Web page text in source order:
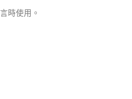
時使用。